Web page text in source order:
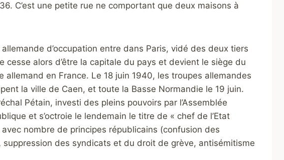
C’est une petite rue ne comportant que deux maisons à
allemande d’occupation entre dans Paris, vidé des deux tiers
cesse alors d’être la capitale du pays et devient le siège du
allemand en France. Le 18 juin 1940, les troupes allemandes
la ville de Caen, et toute la Basse Normandie le 19 juin.
Pétain, investi des pleins pouvoirs par l’Assemblée
et s’octroie le lendemain le titre de « chef de l’Etat
nombre de principes républicains (confusion des
des syndicats et du droit de grève, antisémitisme